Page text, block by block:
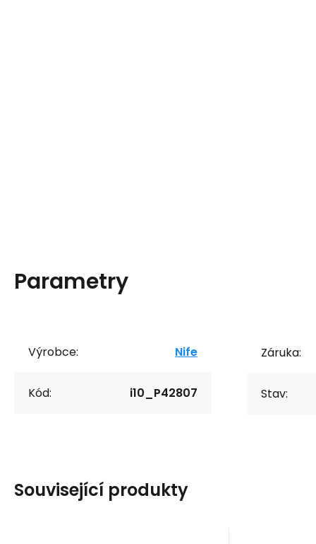
Parametry
Výrobce: Nife
Kód: i10_P42807
Záruka:
Stav:
Související produkty